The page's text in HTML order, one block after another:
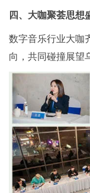
四、大咖聚荟思想
数字音乐行业大咖
向，共同碰撞展望